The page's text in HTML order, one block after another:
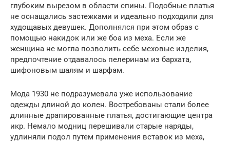
глубоким вырезом в области спины. Подобные платья
не оснащались застежками и идеально подходили для
худощавых девушек. Дополнялся при этом образ с
помощью накидок или же боа из меха. Если же
женщина не могла позволить себе меховые изделия,
предпочтение отдавалось пелеринам из бархата,
шифоновым шалям и шарфам.
Мода 1930 не подразумевала уже использование
одежды длиной до колен. Востребованы стали более
длинные драпированные платья, достигающие центра
икр. Немало модниц перешивали старые наряды,
удлиняли подол путем применения вставок из меха,